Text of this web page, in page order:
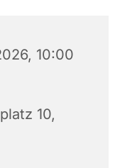
10:00
10,